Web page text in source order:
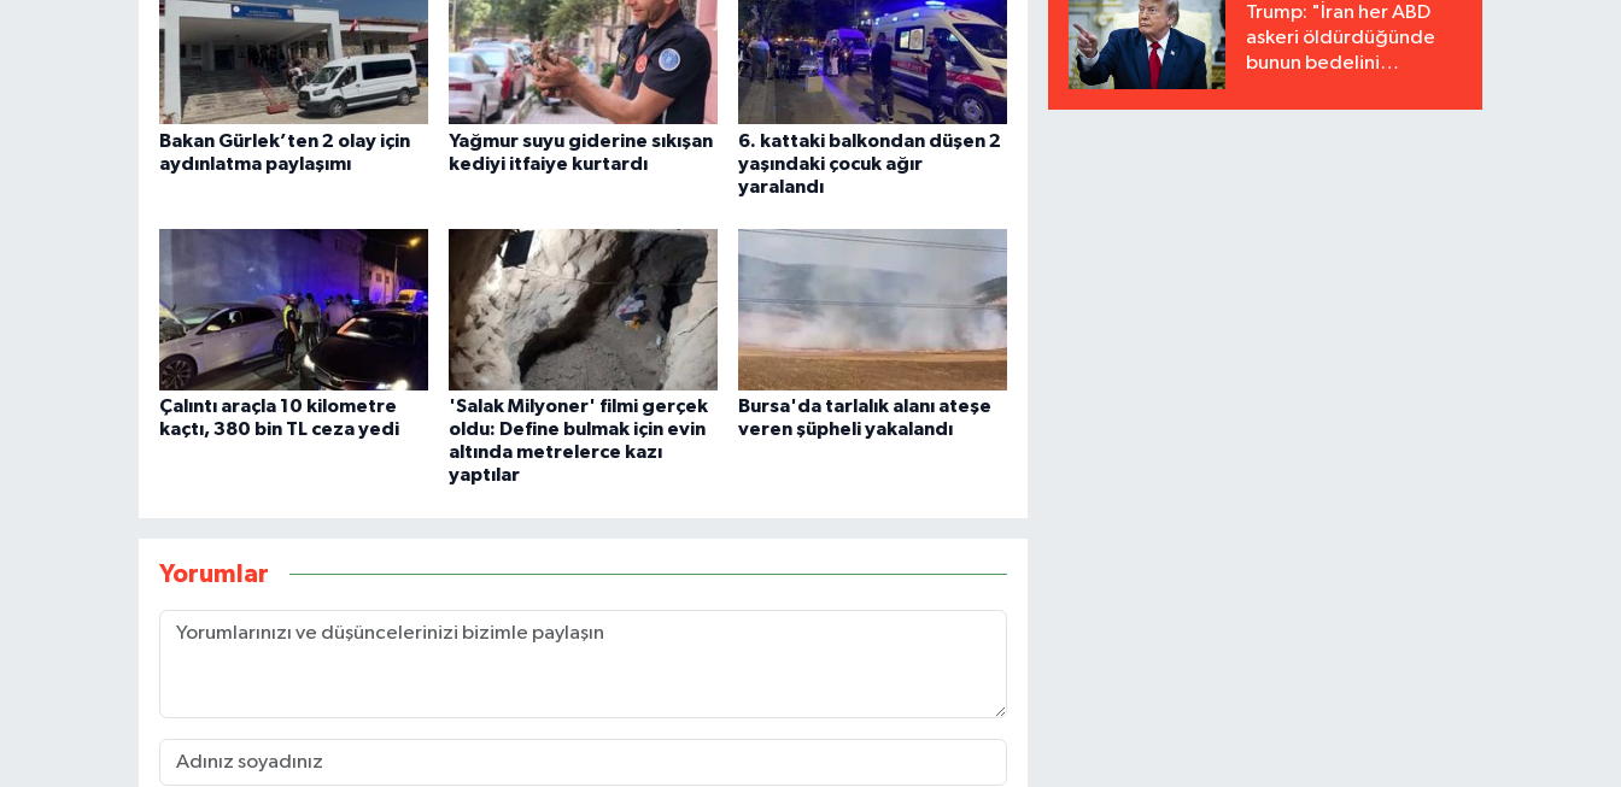
Bakan Gürlek’ten 2 olay için
aydınlatma paylaşımı
Yağmur suyu giderine sıkışan
kediyi itfaiye kurtardı
6. kattaki balkondan düşen 2
yaşındaki çocuk ağır
yaralandı
Çalıntı araçla 10 kilometre
kaçtı, 380 bin TL ceza yedi
'Salak Milyoner' filmi gerçek
oldu: Define bulmak için evin
altında metrelerce kazı
yaptılar
Bursa'da tarlalık alanı ateşe
veren şüpheli yakalandı
Yorumlar
Trump: "İran her ABD
askeri öldürdüğünde
bunun bedelini